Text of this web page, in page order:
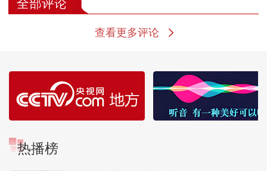
全部评论
查看更多评论
热播榜